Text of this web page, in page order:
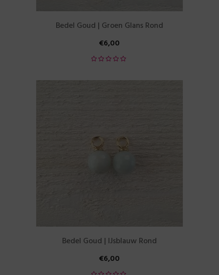
Bedel Goud | Groen Glans Rond
€6,00
Bedel Goud | IJsblauw Rond
€6,00